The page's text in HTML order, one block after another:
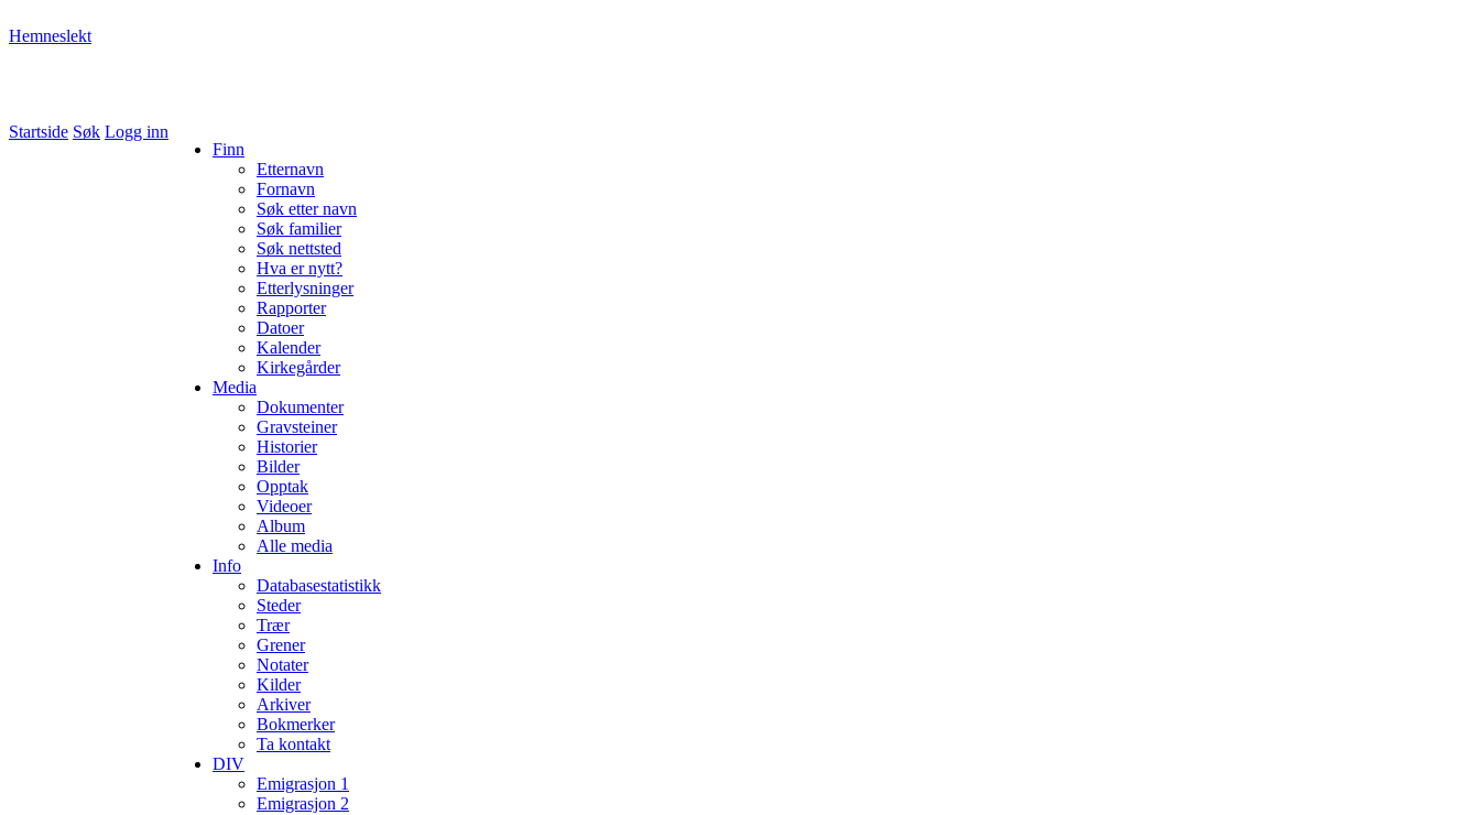
Hemneslekt
Startside Søk Logg inn
Finn
Etternavn
Fornavn
Søk etter navn
Søk familier
Søk nettsted
Hva er nytt?
Etterlysninger
Rapporter
Datoer
Kalender
Kirkegårder
Media
Dokumenter
Gravsteiner
Historier
Bilder
Opptak
Videoer
Album
Alle media
Info
Databasestatistikk
Steder
Trær
Grener
Notater
Kilder
Arkiver
Bokmerker
Ta kontakt
DIV
Emigrasjon 1
Emigrasjon 2